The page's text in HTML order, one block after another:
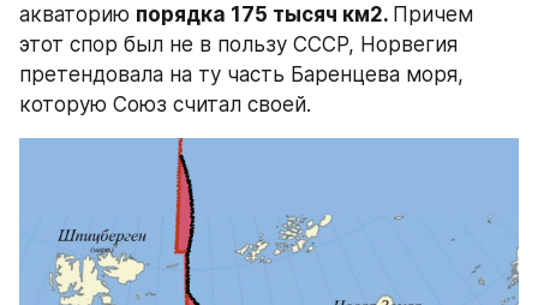
акваторию порядка 175 тысяч км2. Причем
этот спор был не в пользу СССР, Норвегия
претендовала на ту часть Баренцева моря,
которую Союз считал своей.